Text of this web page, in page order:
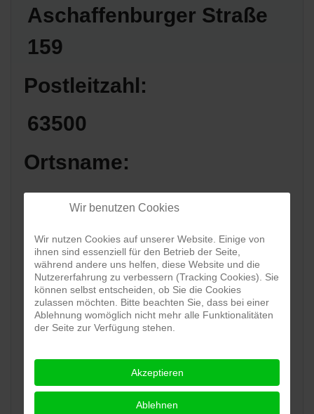
Aschaffenburger Straße
159
Postleitzahl:
63500
Ortsname:
Seligenstadt
Bundesland:
Hessen
Land:
Wir benutzen Cookies
Wir nutzen Cookies auf unserer Website. Einige von
ihnen sind essenziell für den Betrieb der Seite,
während andere uns helfen, diese Website und die
Nutzererfahrung zu verbessern (Tracking Cookies). Sie
können selbst entscheiden, ob Sie die Cookies
zulassen möchten. Bitte beachten Sie, dass bei einer
Ablehnung womöglich nicht mehr alle Funktionalitäten
der Seite zur Verfügung stehen.
Akzeptieren
Ablehnen